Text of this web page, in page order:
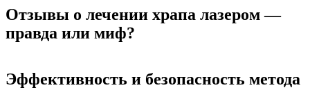
Отзывы о лечении храпа лазером —
правда или миф?
Эффективность и безопасность метода